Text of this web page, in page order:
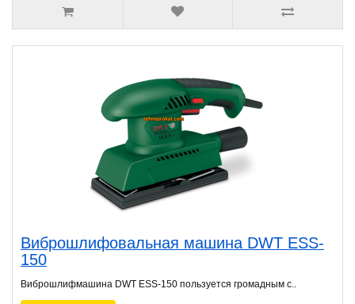
Виброшлифовальная машина DWT ESS-
150
Виброшлифмашина DWT ESS-150 пользуется громадным с..